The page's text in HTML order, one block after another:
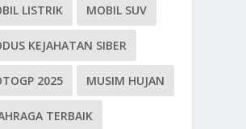
LISTRIK MOBIL SUV
KEJAHATAN SIBER
2025 MUSIM HUJAN
TERBAIK